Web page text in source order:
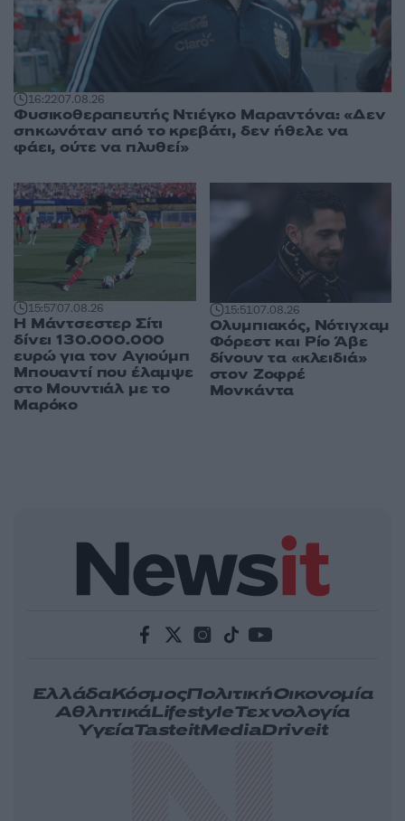
16:2207.08.26
Φυσικοθεραπευτής Ντιέγκο Μαραντόνα: «Δεν
σηκωνόταν από το κρεβάτι, δεν ήθελε να
φάει, ούτε να πλυθεί»
15:5707.08.26
Η Μάντσεστερ Σίτι
δίνει 130.000.000
ευρώ για τον Αγιούμπ
Μπουαντί που έλαμψε
στο Μουντιάλ με το
Μαρόκο
15:5107.08.26
Ολυμπιακός, Νότιγχαμ
Φόρεστ και Ρίο Άβε
δίνουν τα «κλειδιά»
στον Ζοφρέ
Μονκάντα
ΕλλάδαΚόσμοςΠολιτικήΟικονομία
ΑθλητικάLifestyleΤεχνολογία
ΥγείαTasteitMediaDriveit